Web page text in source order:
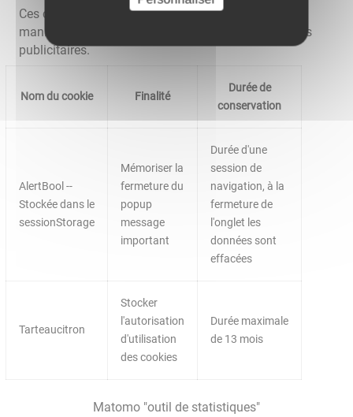
Ces cookies permettent au site de fonctionner de
manière optimale et ils ne sont pas utilisés à des fins
publicitaires.
Nom du cookie Finalité
Durée de
conservation
AlertBool --
Stockée dans le
sessionStorage
Mémoriser la
fermeture du
popup
message
important
Durée d'une
session de
navigation, à la
fermeture de
l'onglet les
données sont
effacées
Tarteaucitron
Stocker
l'autorisation
d'utilisation
des cookies
Durée maximale
de 13 mois
Matomo "outil de statistiques"